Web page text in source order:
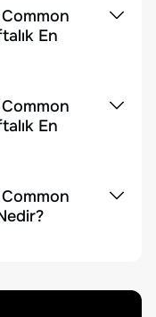
En
En